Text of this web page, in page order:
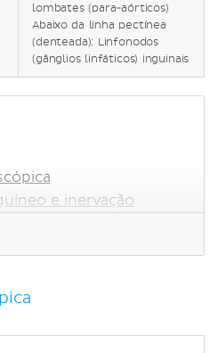
lombates (para-aórticos)
Abaixo da linha pectínea
(denteada): Linfonodos
(gânglios linfáticos) inguinais
e inervação